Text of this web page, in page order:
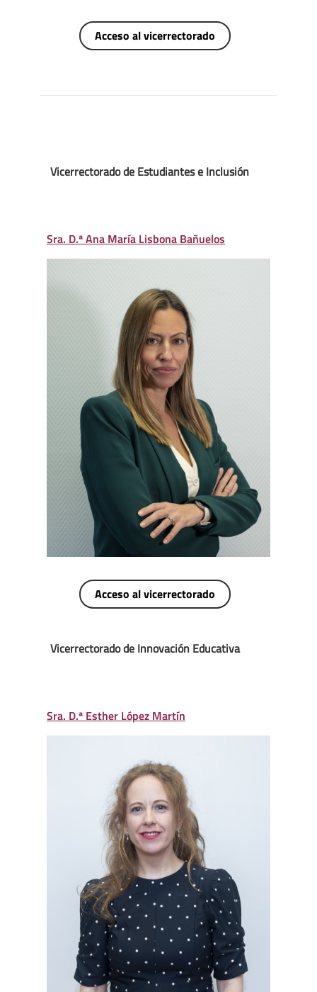
Acceso al vicerrectorado
Vicerrectorado de Estudiantes e Inclusión
Sra. D.ª Ana María Lisbona Bañuelos
Acceso al vicerrectorado
Vicerrectorado de Innovación Educativa
Sra. D.ª Esther López Martín